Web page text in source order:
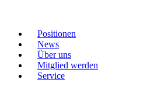
Positionen
News
Über uns
Mitglied werden
Service